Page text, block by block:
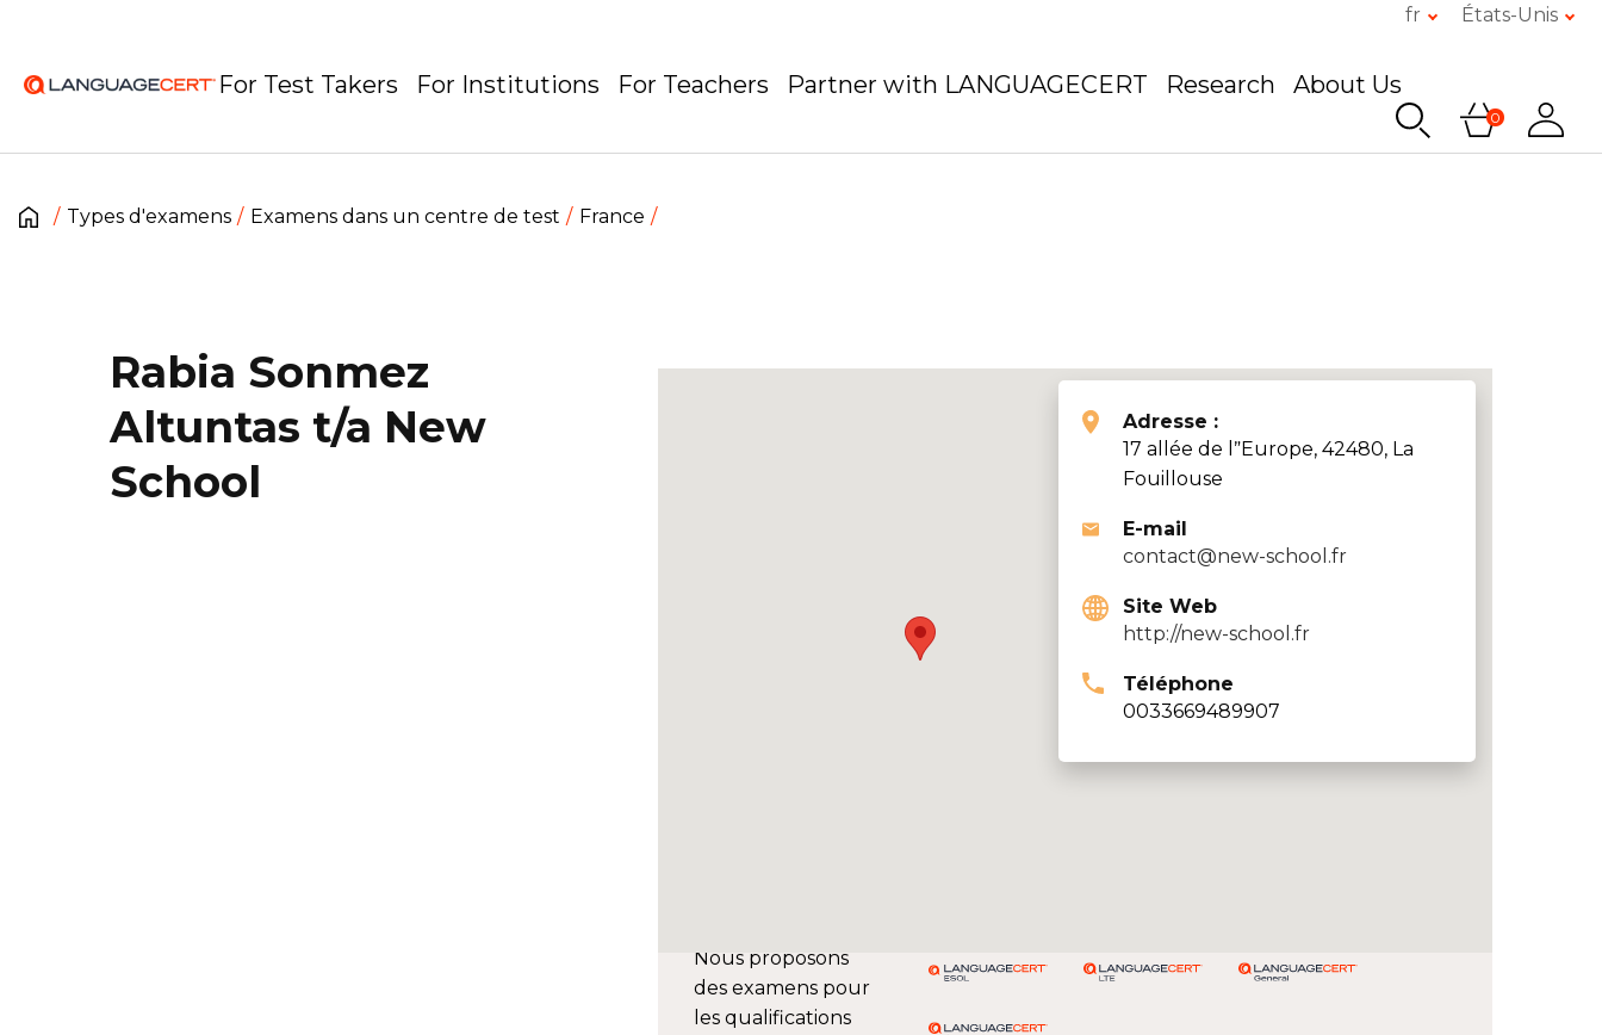
fr États-Unis
For Test Takers For Institutions For Teachers Partner with LANGUAGECERT Research About Us
0
Types d'examens Examens dans un centre de test France
Nous proposons
des examens pour
les qualifications
Adresse :
17 allée de lˮEurope, 42480, La
Fouillouse
E-mail
contact@new-school.fr
Site Web
http://new-school.fr
Téléphone
0033669489907
Rabia Sonmez
Altuntas t/a New
School